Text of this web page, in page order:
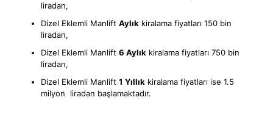
liradan,
Dizel Eklemli Manlift Aylık kiralama fiyatları 150 bin
liradan,
Dizel Eklemli Manlift 6 Aylık kiralama fiyatları 750 bin
liradan,
Dizel Eklemli Manlift 1 Yıllık kiralama fiyatları ise 1.5
milyon liradan başlamaktadır.